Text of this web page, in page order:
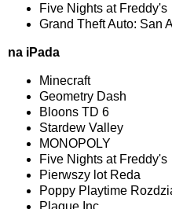
Five Nights at Freddy's
Grand Theft Auto: San
na iPada
Minecraft
Geometry Dash
Bloons TD 6
Stardew Valley
MONOPOLY
Five Nights at Freddy's
Pierwszy lot Reda
Poppy Playtime
Plague Inc.